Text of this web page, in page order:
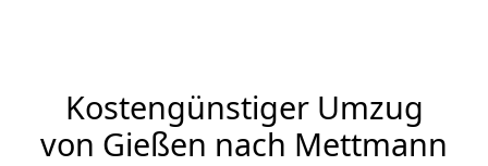
Kostengünstiger Umzug
von Gießen nach Mettmann